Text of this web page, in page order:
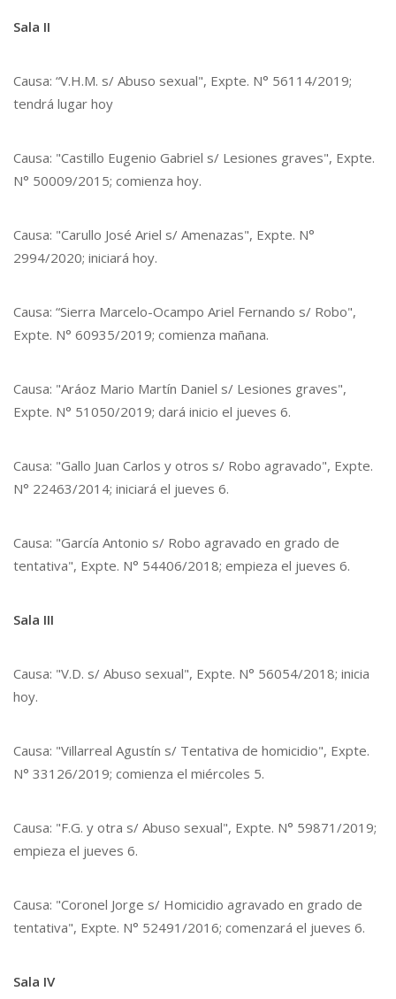
Sala II
Causa: “V.H.M. s/ Abuso sexual", Expte. N° 56114/2019;
tendrá lugar hoy
Causa: "Castillo Eugenio Gabriel s/ Lesiones graves", Expte.
N° 50009/2015; comienza hoy.
Causa: "Carullo José Ariel s/ Amenazas", Expte. N°
2994/2020; iniciará hoy.
Causa: “Sierra Marcelo-Ocampo Ariel Fernando s/ Robo",
Expte. N° 60935/2019; comienza mañana.
Causa: "Aráoz Mario Martín Daniel s/ Lesiones graves",
Expte. N° 51050/2019; dará inicio el jueves 6.
Causa: "Gallo Juan Carlos y otros s/ Robo agravado", Expte.
N° 22463/2014; iniciará el jueves 6.
Causa: "García Antonio s/ Robo agravado en grado de
tentativa", Expte. N° 54406/2018; empieza el jueves 6.
Sala III
Causa: "V.D. s/ Abuso sexual", Expte. N° 56054/2018; inicia
hoy.
Causa: "Villarreal Agustín s/ Tentativa de homicidio", Expte.
N° 33126/2019; comienza el miércoles 5.
Causa: "F.G. y otra s/ Abuso sexual", Expte. N° 59871/2019;
empieza el jueves 6.
Causa: "Coronel Jorge s/ Homicidio agravado en grado de
tentativa", Expte. N° 52491/2016; comenzará el jueves 6.
Sala IV